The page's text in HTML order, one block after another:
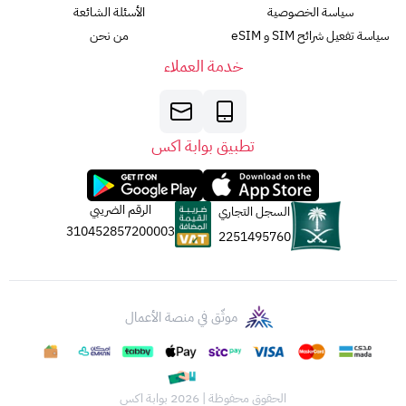
سياسة الخصوصية
سياسة تفعيل شرائح SIM و eSIM
الأسئلة الشائعة
من نحن
خدمة العملاء
تطبيق بوابة اكس
السجل التجاري
2251495760
الرقم الضريبي
310452857200003
موثّق في منصة الأعمال
الحقوق محفوظة | 2026 بوابة اكس